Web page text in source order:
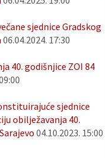
sjednice Gradskog
06.04.2024. 17:30
40. godišnjice ZOI 84
sjednice
obilježavanja 40.
04.10.2023. 15:00